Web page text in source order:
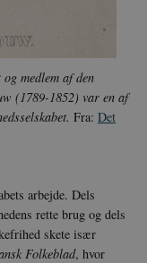
medlem af den
(1789-1852) var en af
Fra: Det
arbejde. Dels
rette brug og dels
skete især
Folkeblad, hvor